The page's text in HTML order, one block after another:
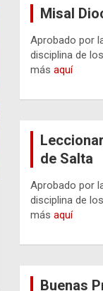
Misal
Aprobado por
disciplina de
másaquí
de Salta
Aprobado por
disciplina de
másaquí
Buenas